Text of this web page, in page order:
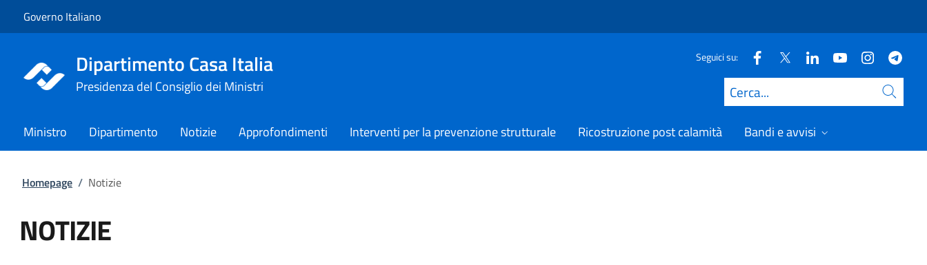
Governo Italiano
Dipartimento Casa Italia
Presidenza del Consiglio dei Ministri
Seguici su:
Cerca
Ministro Dipartimento Notizie Approfondimenti Interventi per la prevenzione strutturale Ricostruzione post calamità Bandi e avvisi
Homepage / Notizie
NOTIZIE